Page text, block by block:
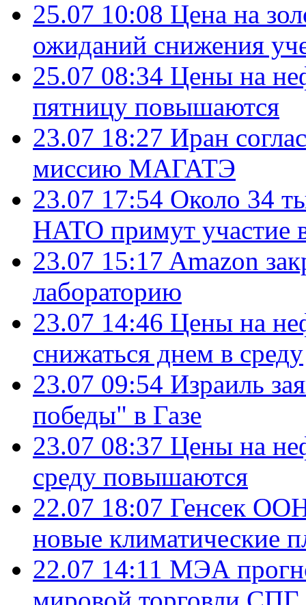
25.07 10:08 Цена на
ожиданий снижения
25.07 08:34 Цены на
пятницу повышаются
23.07 18:27 Иран
миссию МАГАТЭ
23.07 17:54 Около 34
НАТО примут участие
23.07 15:17 Amazon
лабораторию
23.07 14:46 Цены на
снижаться днем в среду
23.07 09:54 Израиль
победы" в Газе
23.07 08:37 Цены на
среду повышаются
22.07 18:07 Генсек ООН
новые климатические
22.07 14:11 МЭА